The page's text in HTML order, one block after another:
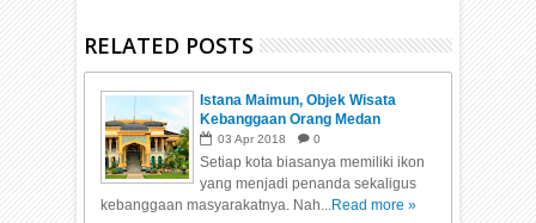
RELATED POSTS
Istana Maimun, Objek Wisata
Kebanggaan Orang Medan
03 Apr 2018 0
Setiap kota biasanya memiliki ikon
yang menjadi penanda sekaligus
kebanggaan masyarakatnya. Nah...Read more »